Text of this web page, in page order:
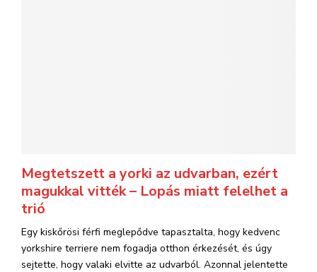
Megtetszett a yorki az udvarban, ezért
magukkal vitték – Lopás miatt felelhet a
trió
Egy kiskőrösi férfi meglepődve tapasztalta, hogy kedvenc
yorkshire terriere nem fogadja otthon érkezését, és úgy
sejtette, hogy valaki elvitte az udvarból. Azonnal jelentette